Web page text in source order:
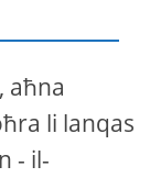
aħna
li lanqas
- il-